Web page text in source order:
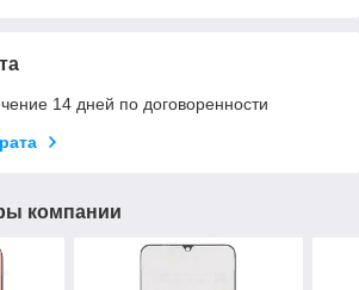
14 дней по договоренности
компании